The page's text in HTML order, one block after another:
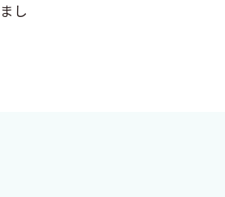
し
性が
た国